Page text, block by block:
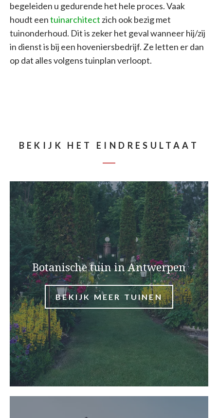
begeleiden u gedurende het hele proces. Vaak
houdt eentuinarchitect zich ook bezig met
tuinonderhoud. Dit is zeker het geval wanneer hij/zij
in dienst is bij een hoveniersbedrijf. Ze letten er dan
op dat alles volgens tuinplan verloopt.
BEKIJK HET EINDRESULTAAT
Botanische tuin in Antwerpen
BEKIJK MEER TUINEN